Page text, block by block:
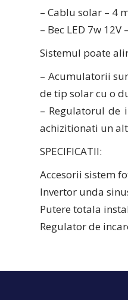
– Cablu solar – 4
– Bec LED 7w 12V
Sistemul poate
– Acumulatorii
de tip solar cu o
– Regulatorul de
achizitionati un
SPECIFICATII:
Accesorii sistem
Invertor unda
Putere totala
Regulator de